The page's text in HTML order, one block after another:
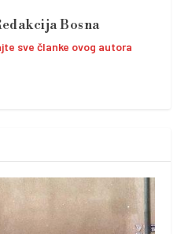
Bosna
sve članke ovog autora